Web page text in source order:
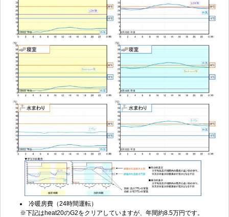
冷暖房費（24時間運転）
※下記はheat20のG2をクリアしていますが、年間約8.5万円です。